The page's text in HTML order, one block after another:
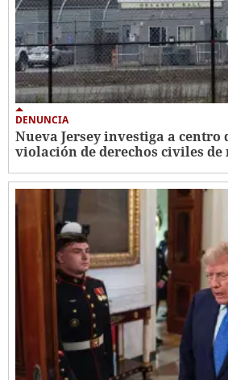
DENUNCIA
Nueva Jersey investiga a centro
violación de derechos civiles de